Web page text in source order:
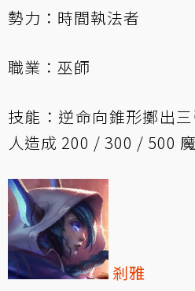
勢力：時間執法者
職業：巫師
技能：逆命向錐形擲出
人造成 200 / 300 / 500
剎雅